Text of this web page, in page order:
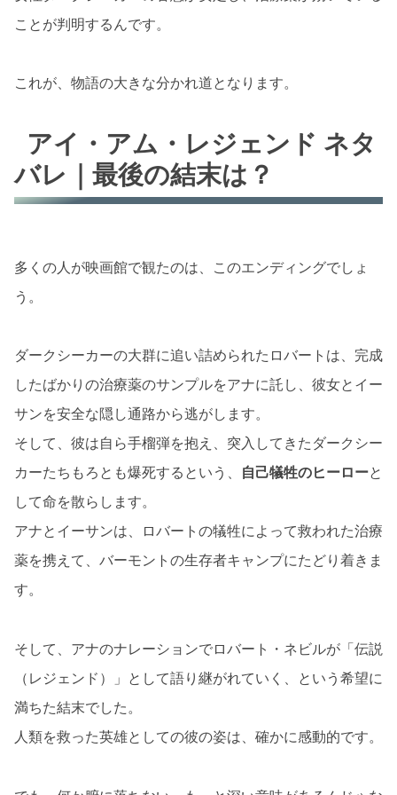
ことが判明するんです。
これが、物語の大きな分かれ道となります。
アイ・アム・レジェンド ネタ
バレ｜最後の結末は？
多くの人が映画館で観たのは、このエンディングでしょ
う。
ダークシーカーの大群に追い詰められたロバートは、完成
したばかりの治療薬のサンプルをアナに託し、彼女とイー
サンを安全な隠し通路から逃がします。
そして、彼は自ら手榴弾を抱え、突入してきたダークシー
カーたちもろとも爆死するという、 自己犠牲のヒーローと
して命を散らします。
アナとイーサンは、ロバートの犠牲によって救われた治療
薬を携えて、バーモントの生存者キャンプにたどり着きま
す。
そして、アナのナレーションでロバート・ネビルが「伝説
（レジェンド）」として語り継がれていく、という希望に
満ちた結末でした。
人類を救った英雄としての彼の姿は、確かに感動的です。